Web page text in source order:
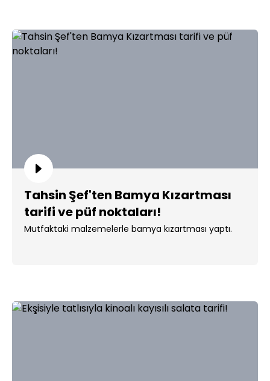
Tahsin Şef'ten Bamya Kızartması
tarifi ve püf noktaları!
Mutfaktaki malzemelerle bamya kızartması yaptı.